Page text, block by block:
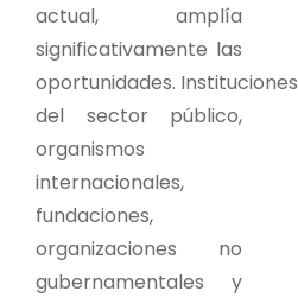
actual, amplía
significativamente las
oportunidades. Instituciones
del sector público,
organismos
internacionales,
fundaciones,
organizaciones no
gubernamentales y